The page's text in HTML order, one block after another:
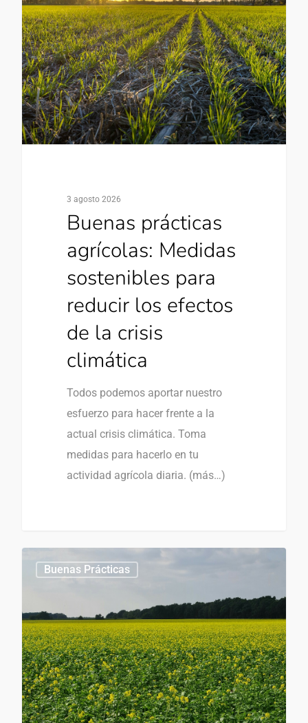
3 agosto 2026
Buenas prácticas
agrícolas: Medidas
sostenibles para
reducir los efectos
de la crisis
climática
Todos podemos aportar nuestro
esfuerzo para hacer frente a la
actual crisis climática. Toma
medidas para hacerlo en tu
actividad agrícola diaria. (más…)
Buenas Prácticas